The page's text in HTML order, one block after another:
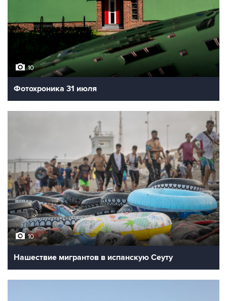
10
Фотохроника 31 июля
10
Нашествие мигрантов в испанскую Сеуту